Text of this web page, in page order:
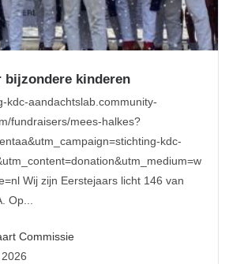
bijzondere kinderen
kdc-aandachtslab.community-
fundraisers/mees-halkes?
kdc-
Wij zijn Eerstejaars licht 146 van
Op...
Commissie